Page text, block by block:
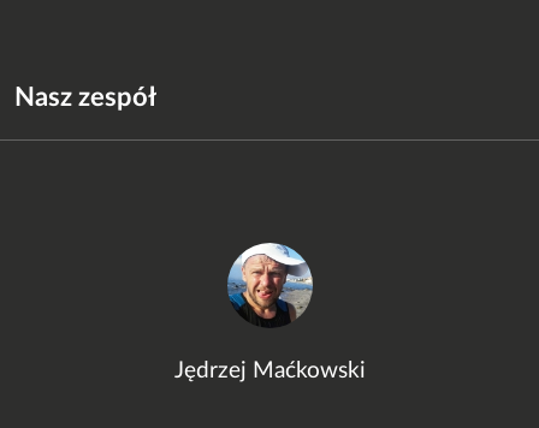
Nasz zespół
Jędrzej Maćkowski